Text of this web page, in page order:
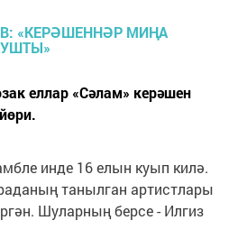
еллар «Сәлам» керәшен
инде 16 елын куып килә.
танылган артистлары
Шуларның берсе - Илгиз